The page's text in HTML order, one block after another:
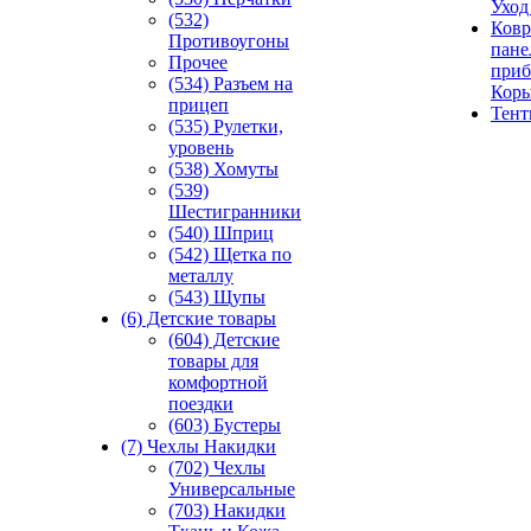
(532)
Противоугоны
Прочее
(534) Разъем на
прицеп
(535) Рулетки,
уровень
(538) Хомуты
(539)
Шестигранники
(540) Шприц
(542) Щетка по
металлу
(543) Щупы
(6) Детские товары
(604) Детские
товары для
комфортной
поездки
(603) Бустеры
(7) Чехлы Накидки
(702) Чехлы
Универсальные
(703) Накидки
Уход